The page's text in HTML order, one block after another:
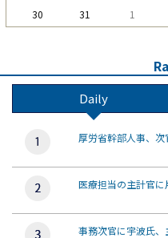
30
31 1
Daily
厚労省幹部人事、
医療担当の主計官
事務次官に宇波氏